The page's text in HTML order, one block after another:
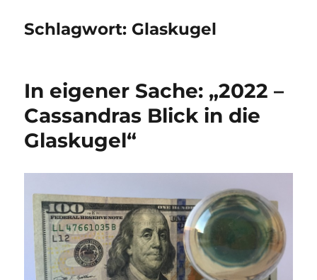
Schlagwort: Glaskugel
In eigener Sache: „2022 –
Cassandras Blick in die
Glaskugel“